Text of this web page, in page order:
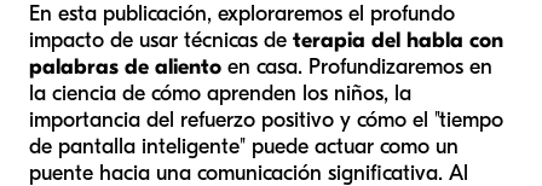
En esta publicación, exploraremos el profundo
impacto de usar técnicas de terapia del habla con
palabras de aliento en casa. Profundizaremos en
la ciencia de cómo aprenden los niños, la
importancia del refuerzo positivo y cómo el "tiempo
de pantalla inteligente" puede actuar como un
puente hacia una comunicación significativa. Al